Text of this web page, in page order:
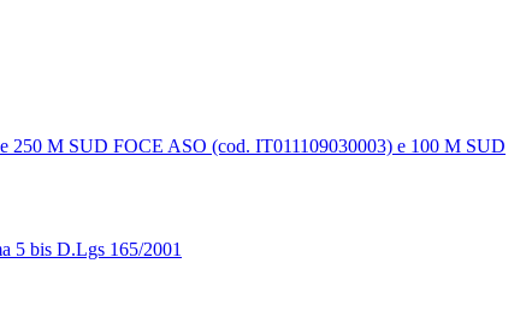
M SUD FOCE ASO (cod. IT011109030003) e 100 M SUD
5 bis D.Lgs 165/2001